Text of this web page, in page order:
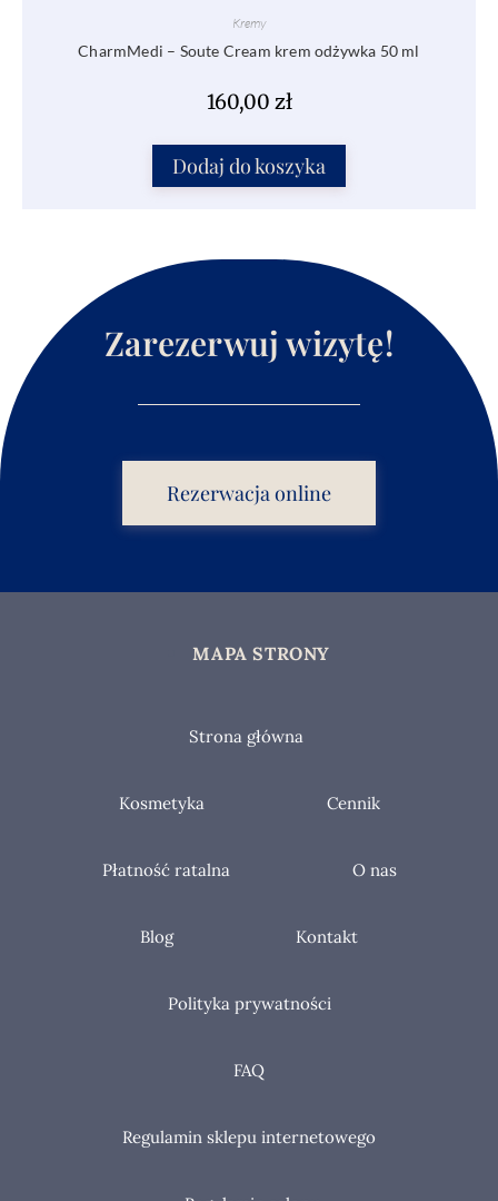
Kremy
CharmMedi – Soute Cream krem odżywka 50 ml
160,00 zł
Dodaj do koszyka
Zarezerwuj wizytę!
Rezerwacja online
MAPA STRONY
Strona główna
Kosmetyka Cennik
Płatność ratalna O nas
Blog Kontakt
Polityka prywatności
FAQ
Regulamin sklepu internetowego